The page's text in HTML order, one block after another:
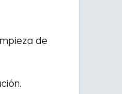
de